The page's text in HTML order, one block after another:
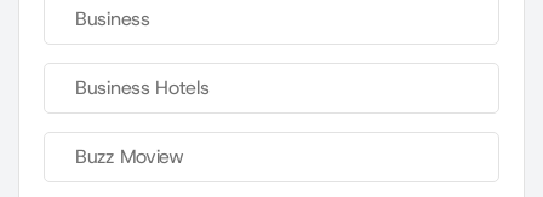
Business
Business Hotels
Buzz Moview